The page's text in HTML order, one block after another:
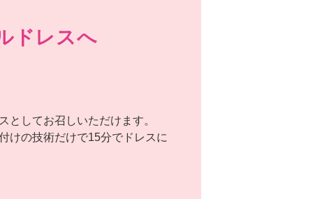
ドレスへ
としてお召しいただけます。
けの技術だけで15分でドレスに